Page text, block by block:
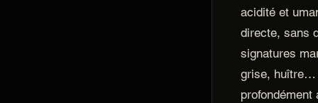
acidité et
directe, sans
signatures
grise, huître…